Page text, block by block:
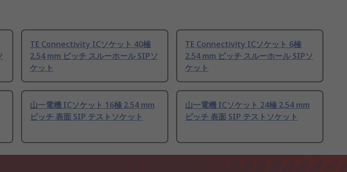
TE Connectivity ICソケット 40極
2.54 mm ピッチ スルーホール SIPソ
ケット
TE Connectivity ICソケット 6極
2.54 mm ピッチ スルーホール SIPソ
ケット
山一電機 ICソケット 16極 2.54 mm
ピッチ 表面 SIP テストソケット
山一電機 ICソケット 24極 2.54 mm
ピッチ 表面 SIP テストソケット